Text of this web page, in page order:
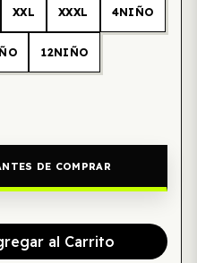
XXL XXXL 4NIÑO
12NIÑO
DE COMPRAR
al Carrito